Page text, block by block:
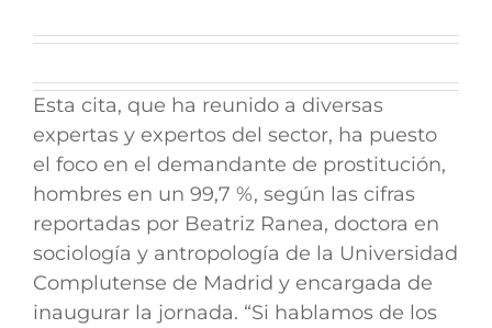
Esta cita, que ha reunido a diversas
expertas y expertos del sector, ha puesto
el foco en el demandante de prostitución,
hombres en un 99,7 %, según las cifras
reportadas por Beatriz Ranea, doctora en
sociología y antropología de la Universidad
Complutense de Madrid y encargada de
inaugurar la jornada. “Si hablamos de los